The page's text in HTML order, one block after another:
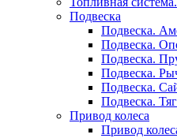
Подвеска
Подвеска.
Подвеска.
Подвеска.
Подвеска.
Подвеска.
Подвеска.
Привод колеса
Привод